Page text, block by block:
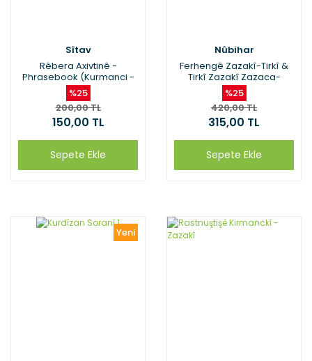
Sîtav
Rêbera Axivtinê -
Phrasebook (Kurmanci -
Îngîlîzî)
%25
200,00 TL
150,00 TL
Sepete Ekle
Nûbihar
Ferhengê Zazakî-Tirkî &
Tirkî Zazakî Zazaca-
Türkçe & Türkçe-Zazaca
Sözlük
%25
420,00 TL
315,00 TL
Sepete Ekle
Yeni